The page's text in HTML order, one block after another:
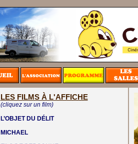
LES FILMS À L'AFFICHE
(cliquez sur un film)
L’OBJET DU DÉLIT
MICHAEL